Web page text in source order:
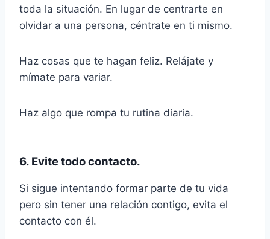
toda la situación. En lugar de centrarte en
olvidar a una persona, céntrate en ti mismo.
Haz cosas que te hagan feliz. Relájate y
mímate para variar.
Haz algo que rompa tu rutina diaria.
6. Evite todo contacto.
Si sigue intentando formar parte de tu vida
pero sin tener una relación contigo, evita el
contacto con él.